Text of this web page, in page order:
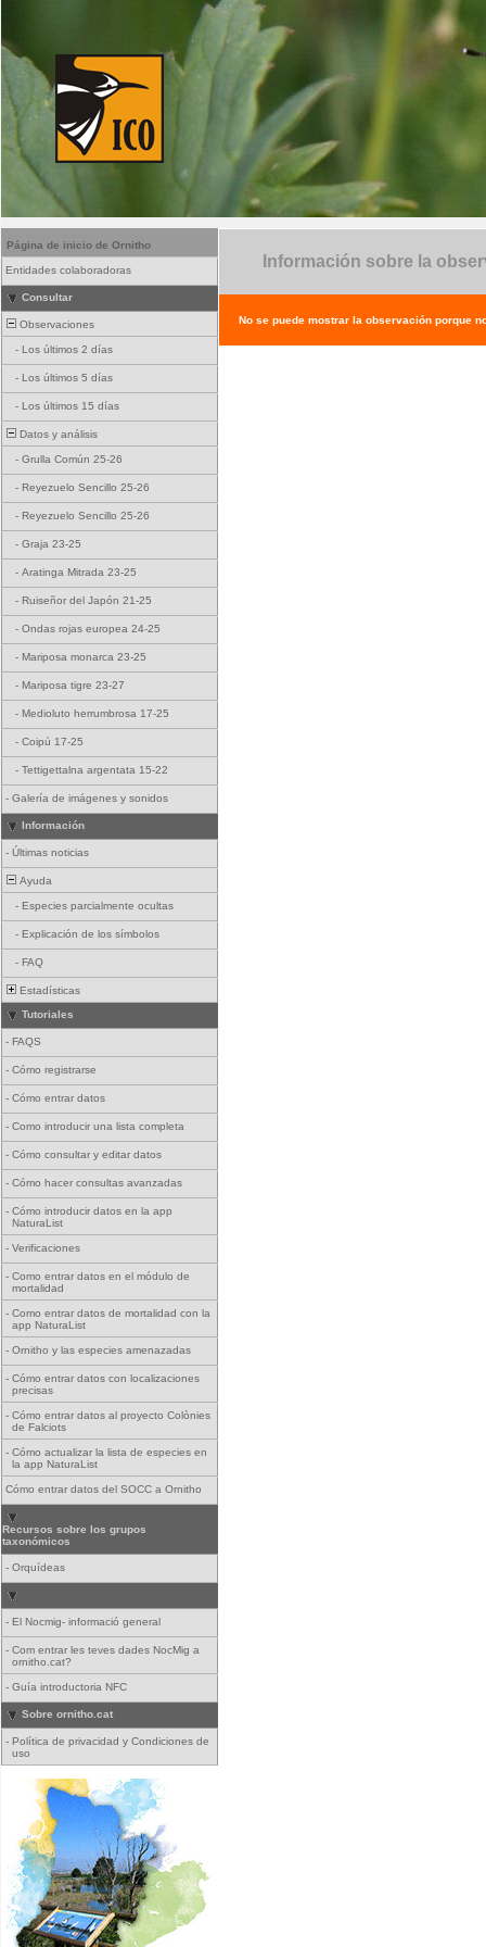
Página de inicio de Ornitho
Entidades colaboradoras
Consultar
Observaciones
- Los últimos 2 días
- Los últimos 5 días
- Los últimos 15 días
Datos y análisis
- Grulla Común 25-26
- Reyezuelo Sencillo 25-26
- Reyezuelo Sencillo 25-26
- Graja 23-25
- Aratinga Mitrada 23-25
- Ruiseñor del Japón 21-25
- Ondas rojas europea 24-25
- Mariposa monarca 23-25
- Mariposa tigre 23-27
- Medioluto herrumbrosa 17-25
- Coipú 17-25
- Tettigettalna argentata 15-22
- Galería de imágenes y sonidos
Información
- Últimas noticias
Ayuda
- Especies parcialmente ocultas
- Explicación de los símbolos
- FAQ
Estadísticas
Tutoriales
- FAQS
- Cómo registrarse
- Cómo entrar datos
- Como introducir una lista completa
- Cómo consultar y editar datos
- Cómo hacer consultas avanzadas
- Cómo introducir datos en la app
NaturaList
- Verificaciones
- Como entrar datos en el módulo de
mortalidad
- Como entrar datos de mortalidad con la
app NaturaList
- Ornitho y las especies amenazadas
- Cómo entrar datos con localizaciones
precisas
- Cómo entrar datos al proyecto Colònies
de Falciots
- Cómo actualizar la lista de especies en
la app NaturaList
Cómo entrar datos del SOCC a Ornitho
Recursos sobre los grupos
taxonómicos
- Orquídeas
- El Nocmig- informació general
- Com entrar les teves dades NocMig a
ornitho.cat?
- Guía introductoria NFC
Sobre ornitho.cat
- Política de privacidad y Condiciones de
uso
Información sobre la
No se puede mostrar la observación porque